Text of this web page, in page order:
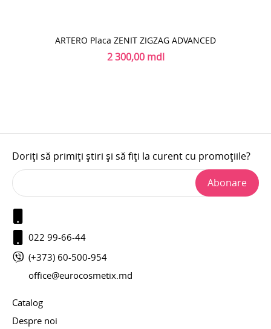
ARTERO Placa ZENIT ZIGZAG ADVANCED
2 300,00 mdl
Doriți să primiți știri și să fiți la curent cu promoțiile?
Abonare
022 99-66-44
(+373) 60-500-954
office@eurocosmetix.md
Catalog
Despre noi